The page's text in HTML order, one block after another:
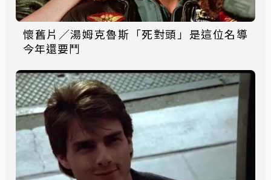
懷舊片／湯姆克魯斯「死對頭」是這位名導
今年還要鬥